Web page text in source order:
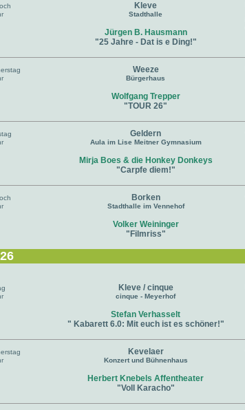
Kleve
Stadthalle
Jürgen B. Hausmann
"25 Jahre - Dat is e Ding!"
Weeze
Bürgerhaus
Wolfgang Trepper
"TOUR 26"
Geldern
Aula im Lise Meitner Gymnasium
Mirja Boes & die Honkey Donkeys
"Carpfe diem!"
Borken
Stadthalle im Vennehof
Volker Weininger
"Filmriss"
Kleve / cinque
cinque - Meyerhof
Stefan Verhasselt
" Kabarett 6.0: Mit euch ist es schöner!"
Kevelaer
Konzert und Bühnenhaus
Herbert Knebels Affentheater
"Voll Karacho"